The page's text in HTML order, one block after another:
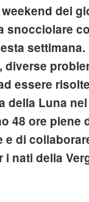
weekend dei
snocciolare
settimana.
essere
della Luna
48 ore piene
e di
i nati della